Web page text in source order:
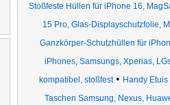
Stoßfeste Hüllen für iPhone 16,
15 Pro, Glas-Displayschutzfolie,
Ganzkörper-Schutzhüllen für
iPhones, Samsungs, Xperias,
kompatibel, stoßfest• Handy Etuis
Taschen Samsung, Nexus,